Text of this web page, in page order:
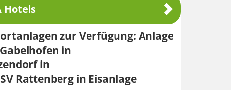
Hotels
zur Verfügung: Anlage
in
in
Rattenberg in Eisanlage